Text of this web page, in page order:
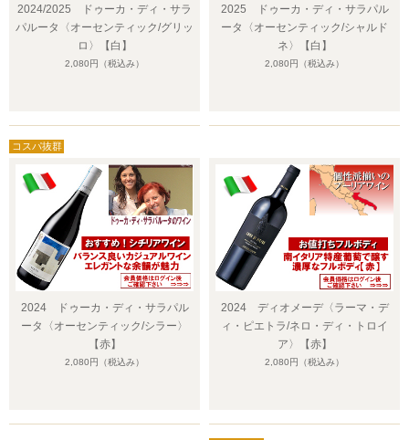
2024/2025 ドゥーカ・ディ・サラ
パルータ〈オーセンティック/グリッ
ロ〉【白】
2,080円 （税込み）
2025 ドゥーカ・ディ・サラパル
ータ〈オーセンティック/シャルド
ネ〉【白】
2,080円 （税込み）
2024 ドゥーカ・ディ・サラパル
ータ〈オーセンティック/シラー〉
【赤】
2,080円 （税込み）
2024 ディオメーデ〈ラーマ・デ
ィ・ピエトラ/ネロ・ディ・トロイ
ア〉【赤】
2,080円 （税込み）